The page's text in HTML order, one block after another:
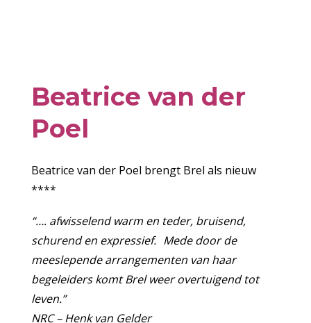
Beatrice van der
Poel
Beatrice van der Poel brengt Brel als nieuw
****
“…. afwisselend warm en teder, bruisend,
schurend en expressief. Mede door de
meeslepende arrangementen van haar
begeleiders komt Brel weer overtuigend tot
leven.”
NRC – Henk van Gelder